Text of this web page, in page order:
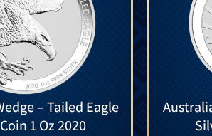
– Tailed Eagle
1 Oz 2020